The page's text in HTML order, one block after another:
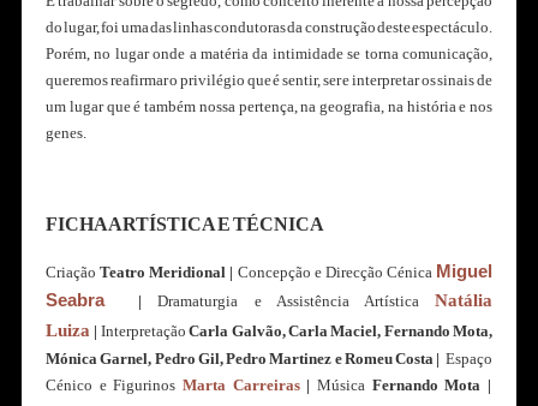
do lugar, foi uma das linhas condutoras da construção deste espectáculo.
Porém, no lugar onde a matéria da intimidade se torna comunicação,
queremos reafirmar o privilégio que é sentir, ser e interpretar os sinais de
um lugar que é também nossa pertença, na geografia, na história e nos
genes.
FICHA ARTÍSTICA E TÉCNICA
CriaçãoTeatro Meridional | Concepção e Direcção Cénica Miguel
Seabra
|Dramaturgia e Assistência ArtísticaNatália
Luiza | InterpretaçãoCarla Galvão, Carla Maciel, Fernando Mota,
Mónica Garnel, Pedro Gil, Pedro Martinez e Romeu Costa | Espaço
Cénico e Figurinos Marta Carreiras|Música Fernando Mota |